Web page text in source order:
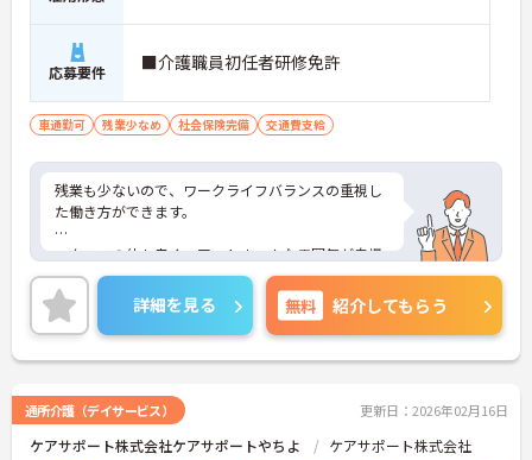
応募要件 ■介護職員初任者研修免許
車通勤可 残業少なめ 社会保険完備 交通費支給
残業も少ないので、ワークライフバランスの重視し
た働き方ができます。
スタッフの仲も良く、アットホームな雰囲気が自慢
です。
ご興味ある方には、面接対策ポイントなど、詳細を
お話しいたしますのでお気軽にご相談ください。
詳細を見る 無料 紹介してもらう
通所介護（デイサービス） 更新日：2026年02月16日
ケアサポート株式会社ケアサポートやちよ ケアサポート株式会社